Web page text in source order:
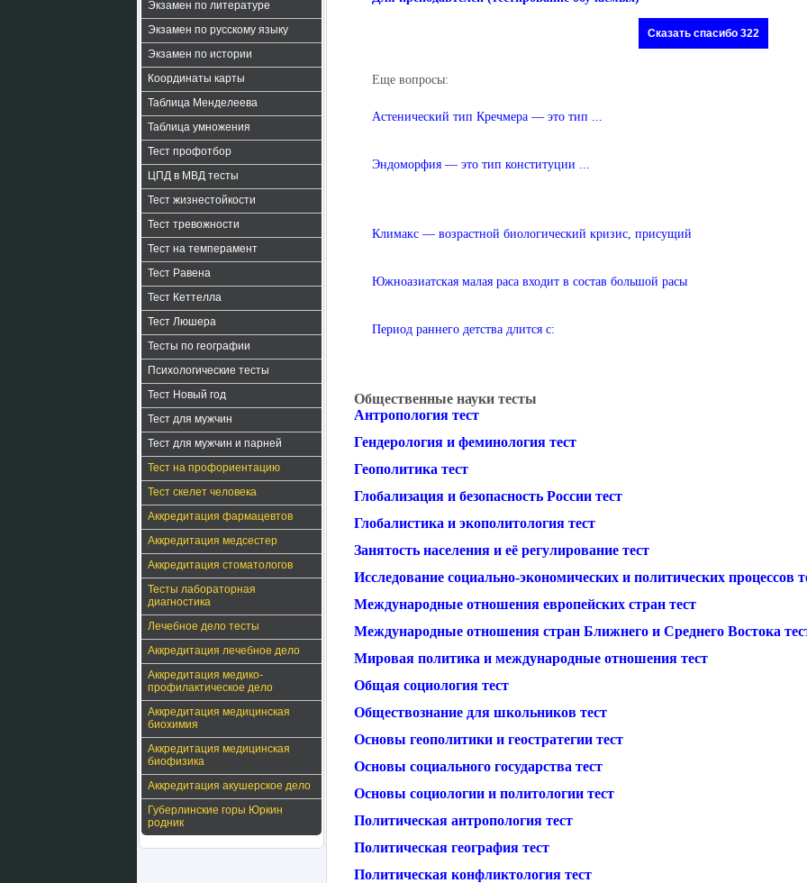
Экзамен по литературе
Экзамен по русскому языку
Экзамен по истории
Координаты карты
Таблица Менделеева
Таблица умножения
Тест профотбор
ЦПД в МВД тесты
Тест жизнестойкости
Тест тревожности
Тест на темперамент
Тест Равена
Тест Кеттелла
Тест Люшера
Тесты по географии
Психологические тесты
Тест Новый год
Тест для мужчин
Тест для мужчин и парней
Тест на профориентацию
Тест скелет человека
Аккредитация фармацевтов
Аккредитация медсестер
Аккредитация стоматологов
Тесты лабораторная
диагностика
Лечебное дело тесты
Аккредитация лечебное дело
Аккредитация медико-
профилактическое дело
Аккредитация медицинская
биохимия
Аккредитация медицинская
биофизика
Аккредитация акушерское дело
Губерлинские горы Юркин
родник
Сказать спасибо 322
Еще вопросы:
Астенический тип Кречмера — это тип ...
Эндоморфия — это тип конституции ...
Климакс — возрастной биологический кризис, присущий
Южноазиатская малая раса входит в состав большой расы
Период раннего детства длится с:
Общественные науки тесты
Антропология тест
Гендерология и феминология тест
Геополитика тест
Глобализация и безопасность России тест
Глобалистика и экополитология тест
Занятость населения и её регулирование тест
Исследование социально-экономических и политических процессов
Международные отношения европейских стран тест
Международные отношения стран Ближнего и Среднего Востока
Мировая политика и международные отношения тест
Общая социология тест
Обществознание для школьников тест
Основы геополитики и геостратегии тест
Основы социального государства тест
Основы социологии и политологии тест
Политическая антропология тест
Политическая география тест
Политическая конфликтология тест